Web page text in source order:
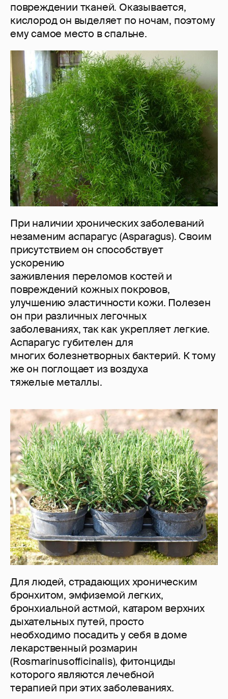
повреждении тканей. Оказывается,
кислород он выделяет по ночам, поэтому
ему самое место в спальне.
При наличии хронических заболеваний
незаменим аспарагус (Asparagus). Своим
присутствием он способствует
ускорению
заживления переломов костей и
повреждений кожных покровов,
улучшению эластичности кожи. Полезен
он при различных легочных
заболеваниях, так как укрепляет легкие.
Аспарагус губителен для
многих болезнетворных бактерий. К тому
же он поглощает из воздуха
тяжелые металлы.
Для людей, страдающих хроническим
бронхитом, эмфиземой легких,
бронхиальной астмой, катаром верхних
дыхательных путей, просто
необходимо посадить у себя в доме
лекарственный розмарин
(Rosmarinusofficinalis), фитонциды
которого являются лечебной
терапией при этих заболеваниях.